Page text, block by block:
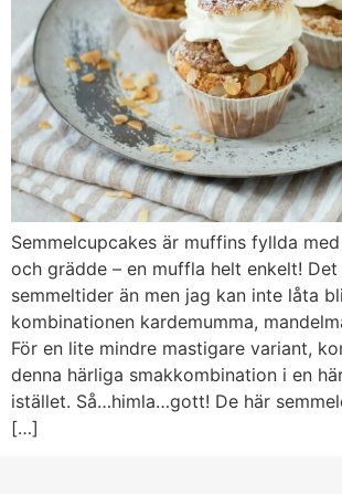
Semmelcupcakes är muffins fyllda
och grädde – en muffla helt enkelt!
semmeltider än men jag kan inte låta
kombinationen kardemumma,
För en lite mindre mastigare variant,
denna härliga smakkombination i en
istället. Så…himla…gott! De här
[…]